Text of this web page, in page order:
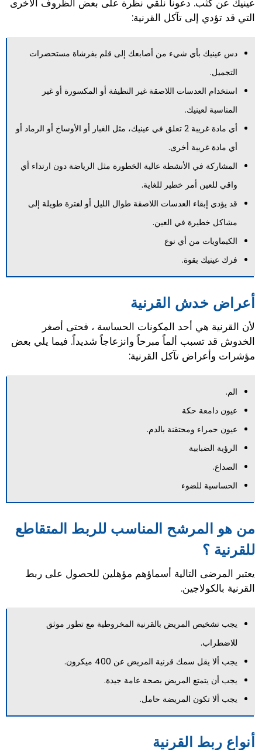
التي قد تؤدي إلى تآكل القرنية:
دس عينيك بأي شيء من أصابعك إلى قلم بفرشاة مستحضرات
التجميل.
استخدام العدسات اللاصقة غير النظيفة أو المكسورة أو غير
المناسبة لعينيك.
أي مادة غريبة 2 تعلق في عينيك، مثل الغبار أو الأوساخ أو الرماد أو
أي مادة غريبة أخرى.
المشاركة في الأنشطة عالية الخطورة مثل الرياضة دون ارتداء أي
واقي للعين أمر خطير للغاية.
قد يؤدي إبقاء العدسات اللاصقة طوال الليل أو لفترة طويلة إلى
مشاكل خطيرة في العين.
الكيماويات من أي نوع
فرك عينيك بقوة.
أعراض خدش القرنية
لأن القرنية هي أحد المكونات الحساسة ، فحتى أصغر
الخدوش قد تسبب ألماً مبرحاً وانزعاجاً شديداً. فيما يلي بعض
مؤشرات وأعراض تآكل القرنية:
الم.
عيون دامعة حكة
عيون حمراء ومحتقنة بالدم.
الرؤية الضبابية
الصداع.
الحساسية للضوء
من هو المرشح المناسب للربط المتقاطع
للقرنية ؟
يعتبر المرضى التالية أسماؤهم مؤهلين للحصول على ربط
القرنية بالكولاجين.
يجب تشخيص المريض بالقرنية المخروطية مع تطور موثق
للاضطراب.
يجب ألا يقل سمك قرنية المريض عن 400 ميكرون.
يجب أن يتمتع المريض بصحة عامة جيدة.
يجب ألا تكون المريضة حامل.
أنواع ربط القرنية